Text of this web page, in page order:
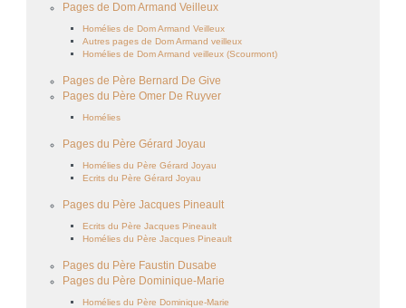
Pages de Dom Armand Veilleux
Homélies de Dom Armand Veilleux
Autres pages de Dom Armand veilleux
Homélies de Dom Armand veilleux (Scourmont)
Pages de Père Bernard De Give
Pages du Père Omer De Ruyver
Homélies
Pages du Père Gérard Joyau
Homélies du Père Gérard Joyau
Ecrits du Père Gérard Joyau
Pages du Père Jacques Pineault
Ecrits du Père Jacques Pineault
Homélies du Père Jacques Pineault
Pages du Père Faustin Dusabe
Pages du Père Dominique-Marie
Homélies du Père Dominique-Marie